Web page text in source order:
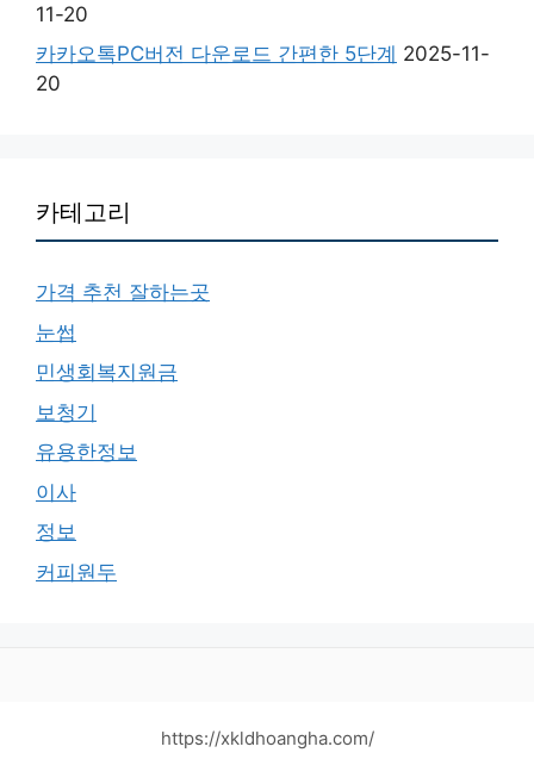
11-20
카카오톡PC버전 다운로드 간편한 5단계 2025-11-
20
카테고리
가격 추천 잘하는곳
눈썹
민생회복지원금
보청기
유용한정보
이사
정보
커피원두
https://xkldhoangha.com/